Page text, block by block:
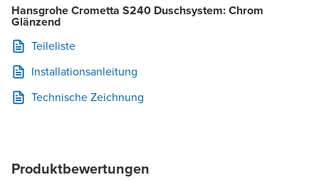
Hansgrohe Crometta S240 Duschsystem: Chrom
Glänzend
Teileliste
Installationsanleitung
Technische Zeichnung
Produktbewertungen